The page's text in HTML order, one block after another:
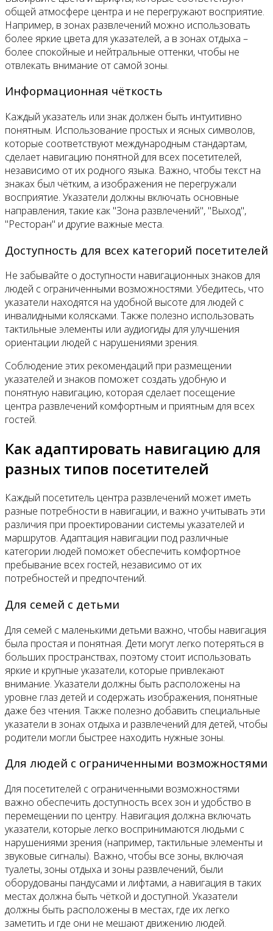
общей атмосфере центра и не перегружают восприятие.
Например, в зонах развлечений можно использовать
более яркие цвета для указателей, а в зонах отдыха –
более спокойные и нейтральные оттенки, чтобы не
отвлекать внимание от самой зоны.
Информационная чёткость
Каждый указатель или знак должен быть интуитивно
понятным. Использование простых и ясных символов,
которые соответствуют международным стандартам,
сделает навигацию понятной для всех посетителей,
независимо от их родного языка. Важно, чтобы текст на
знаках был чётким, а изображения не перегружали
восприятие. Указатели должны включать основные
направления, такие как "Зона развлечений", "Выход",
"Ресторан" и другие важные места.
Доступность для всех категорий посетителей
Не забывайте о доступности навигационных знаков для
людей с ограниченными возможностями. Убедитесь, что
указатели находятся на удобной высоте для людей с
инвалидными колясками. Также полезно использовать
тактильные элементы или аудиогиды для улучшения
ориентации людей с нарушениями зрения.
Соблюдение этих рекомендаций при размещении
указателей и знаков поможет создать удобную и
понятную навигацию, которая сделает посещение
центра развлечений комфортным и приятным для всех
гостей.
Как адаптировать навигацию для
разных типов посетителей
Каждый посетитель центра развлечений может иметь
разные потребности в навигации, и важно учитывать эти
различия при проектировании системы указателей и
маршрутов. Адаптация навигации под различные
категории людей поможет обеспечить комфортное
пребывание всех гостей, независимо от их
потребностей и предпочтений.
Для семей с детьми
Для семей с маленькими детьми важно, чтобы навигация
была простая и понятная. Дети могут легко потеряться в
больших пространствах, поэтому стоит использовать
яркие и крупные указатели, которые привлекают
внимание. Указатели должны быть расположены на
уровне глаз детей и содержать изображения, понятные
даже без чтения. Также полезно добавить специальные
указатели в зонах отдыха и развлечений для детей, чтобы
родители могли быстрее находить нужные зоны.
Для людей с ограниченными возможностями
Для посетителей с ограниченными возможностями
важно обеспечить доступность всех зон и удобство в
перемещении по центру. Навигация должна включать
указатели, которые легко воспринимаются людьми с
нарушениями зрения (например, тактильные элементы и
звуковые сигналы). Важно, чтобы все зоны, включая
туалеты, зоны отдыха и зоны развлечений, были
оборудованы пандусами и лифтами, а навигация в таких
местах должна быть чёткой и доступной. Указатели
должны быть расположены в местах, где их легко
заметить и где они не мешают движению людей.